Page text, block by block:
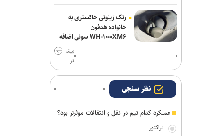
رنگ زیتونی خاکستری به
خانواده هدفون
WH-۱۰۰۰XM۶ سونی اضافه
بیش
تر
نظر سنجی
عملکرد کدام تیم در نقل و انتقالات موثرتر بود؟
تراکتور